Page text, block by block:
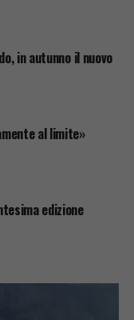
in autunno il nuovo
al limite»
edizione